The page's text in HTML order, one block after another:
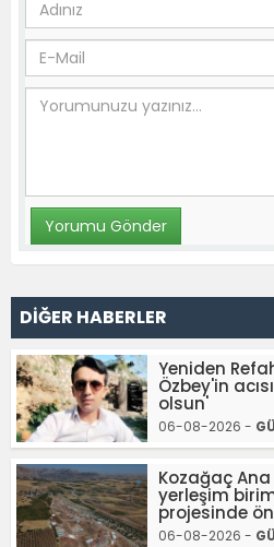
DİĞER HABERLER
Yeniden
Özbey'in
olsun'
06-08-2026 -
Kozağaç Ana
yerleşim
projesinde
06-08-2026 -